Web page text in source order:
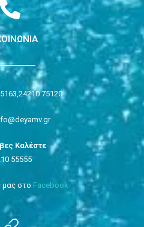
24210 75120
Καλέστε
55555
μας στο Facebook